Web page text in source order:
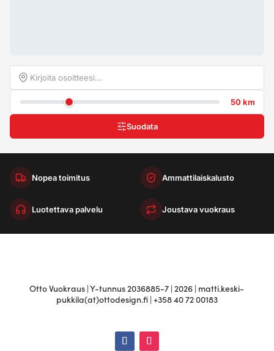
50 km
Suodata
Nopea toimitus Ammattilaiskalusto
Luotettava palvelu Joustava vuokraus
Otto Vuokraus | Y-tunnus 2036885-7 | 2026 | matti.keski-
pukkila(at)ottodesign.fi | +358 40 72 00183